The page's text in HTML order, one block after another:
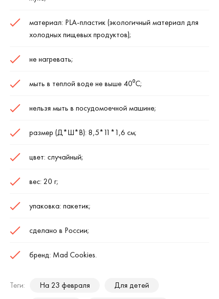
материал: PLA-пластик (экологичный материал для
холодных пищевых продуктов);
не нагревать;
мыть в теплой воде не выше 40⁰С;
нельзя мыть в посудомоечной машине;
размер (Д*Ш*В): 8,5*11*1,6 см;
цвет: случайный;
вес: 20 г;
упаковка: пакетик;
сделано в России;
бренд: Mad Cookies.
Теги: На 23 февраля
Для детей